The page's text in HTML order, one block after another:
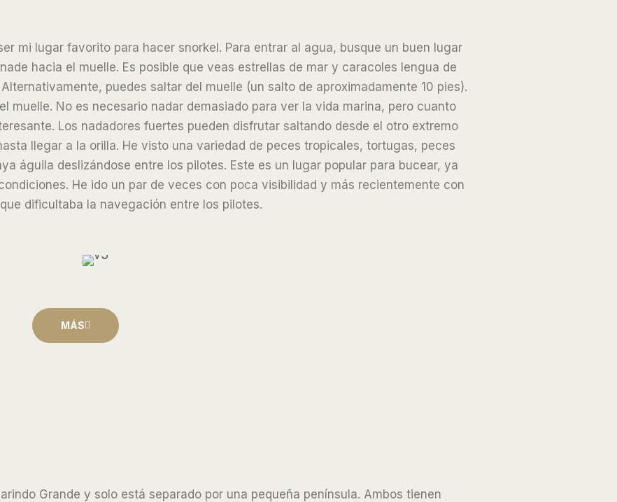
mi lugar favorito para hacer snorkel. Para entrar al agua, busque un buen lugar
hacia el muelle. Es posible que veas estrellas de mar y caracoles lengua de
puedes saltar del muelle (un salto de aproximadamente 10 pies).
muelle. No es necesario nadar demasiado para ver la vida marina, pero cuanto
Los nadadores fuertes pueden disfrutar saltando desde el otro extremo
llegar a la orilla. He visto una variedad de peces tropicales, tortugas, peces
águila deslizándose entre los pilotes. Este es un lugar popular para bucear, ya
He ido un par de veces con poca visibilidad y más recientemente con
dificultaba la navegación entre los pilotes.
MÁS
Grande y solo está separado por una pequeña península. Ambos tienen